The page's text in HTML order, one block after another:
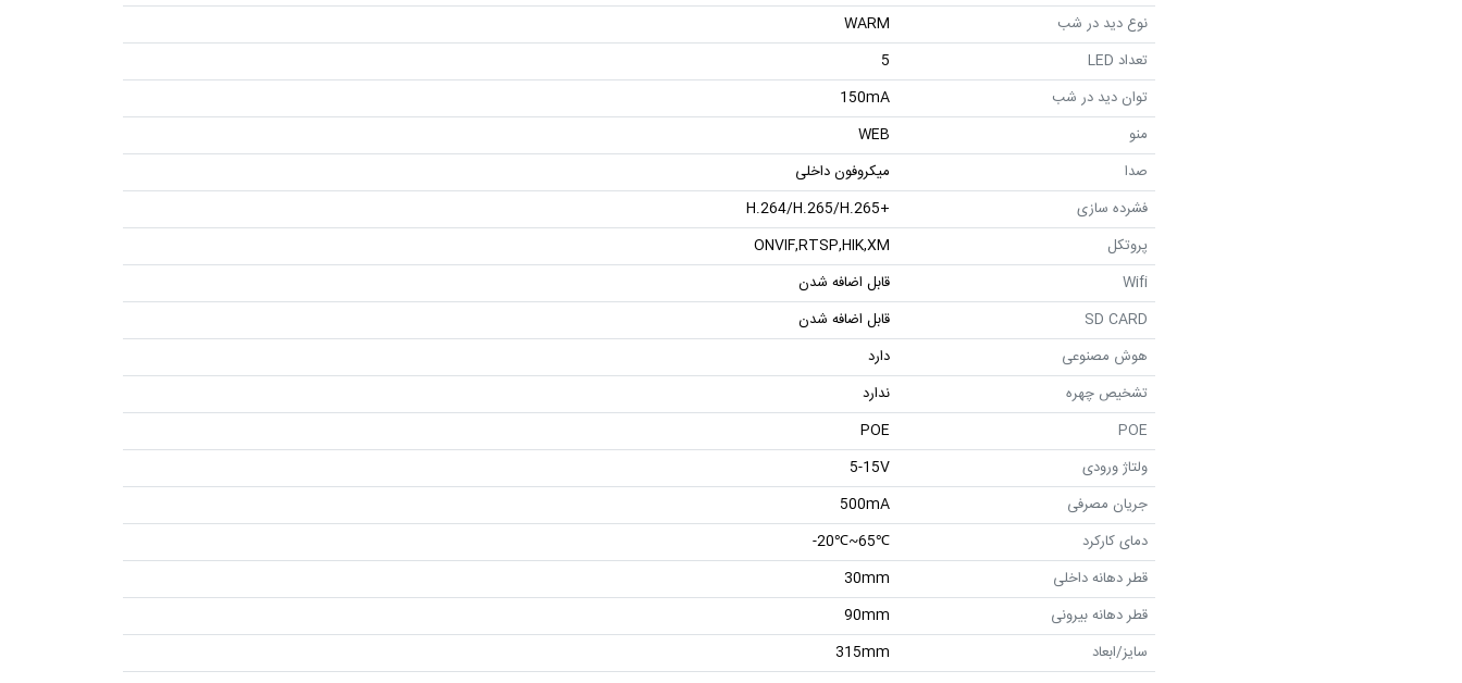
نوع دید در شب
WARM
تعداد LED
5
توان دید در شب
150mA
منو
WEB
صدا
میکروفون داخلی
فشرده سازی
+H.264/H.265/H.265
پروتکل
ONVIF,RTSP,HIK,XM
Wifi
قابل اضافه شدن
SD CARD
قابل اضافه شدن
هوش مصنوعی
دارد
تشخیص چهره
ندارد
POE
POE
ولتاژ ورودی
5-15V
جریان مصرفی
500mA
دمای کارکرد
℃65~℃20-
قطر دهانه داخلی
30mm
قطر دهانه بیرونی
90mm
سایز/ابعاد
315mm